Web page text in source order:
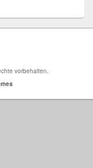
vorbehalten.